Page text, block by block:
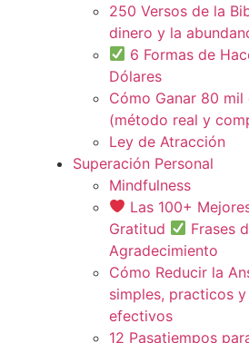
250 Versos de la
dinero y la
6 Formas de
Dólares
Cómo Ganar 80 mil
(método real y
Ley de Atracción
Superación Personal
Mindfulness
Las 100+
Gratitud
Frases
Agradecimiento
Cómo Reducir la
simples, practicos
efectivos
12 Pasatiempos